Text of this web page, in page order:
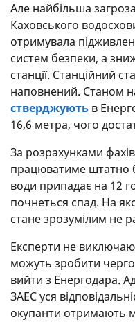
Але найбільша
Каховського
отримувала
систем безпеки, а
станції. Станційний
наповнений. Станом
стверджують в
16,6 метра, чого
За розрахунками
працюватиме штатно
води припадає на 12
почнеться спад. На
стане зрозумілим не
Експерти не
можуть зробити
вийти з Енергодара.
ЗАЕС уся
окупанти отримають